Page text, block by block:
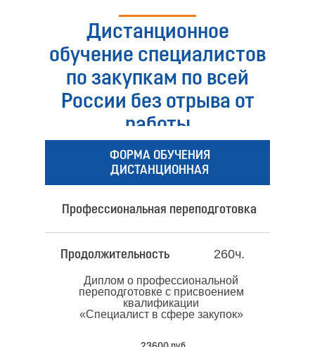
Дистанционное
обучение специалистов
по закупкам по всей
России без отрыва от
работы
ФОРМА ОБУЧЕНИЯ
ДИСТАНЦИОННАЯ
Профессиональная переподготовка
Продолжительность
Диплом о профессиональной
переподготовке с присвоением
квалификации
«Специалист в сфере закупок»
260ч.